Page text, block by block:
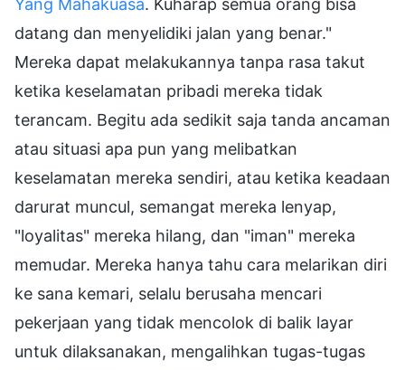
Yang Mahakuasa. Kuharap semua orang bisa
datang dan menyelidiki jalan yang benar."
Mereka dapat melakukannya tanpa rasa takut
ketika keselamatan pribadi mereka tidak
terancam. Begitu ada sedikit saja tanda ancaman
atau situasi apa pun yang melibatkan
keselamatan mereka sendiri, atau ketika keadaan
darurat muncul, semangat mereka lenyap,
"loyalitas" mereka hilang, dan "iman" mereka
memudar. Mereka hanya tahu cara melarikan diri
ke sana kemari, selalu berusaha mencari
pekerjaan yang tidak mencolok di balik layar
untuk dilaksanakan, mengalihkan tugas-tugas